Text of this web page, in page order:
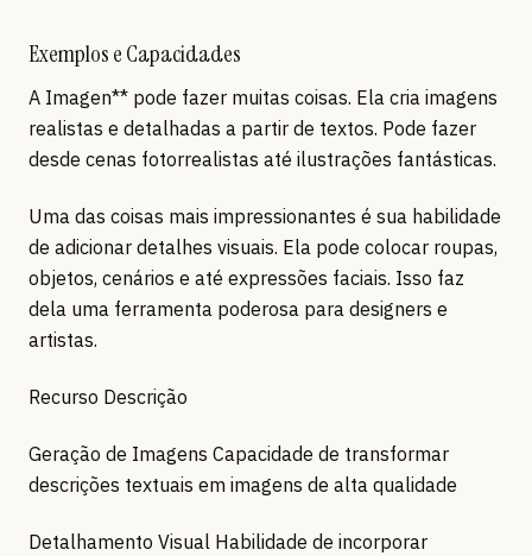
Exemplos e Capacidades
A Imagen** pode fazer muitas coisas. Ela cria imagens
realistas e detalhadas a partir de textos. Pode fazer
desde cenas fotorrealistas até ilustrações fantásticas.
Uma das coisas mais impressionantes é sua habilidade
de adicionar detalhes visuais. Ela pode colocar roupas,
objetos, cenários e até expressões faciais. Isso faz
dela uma ferramenta poderosa para designers e
artistas.
Recurso Descrição
Geração de Imagens Capacidade de transformar
descrições textuais em imagens de alta qualidade
Detalhamento Visual Habilidade de incorporar